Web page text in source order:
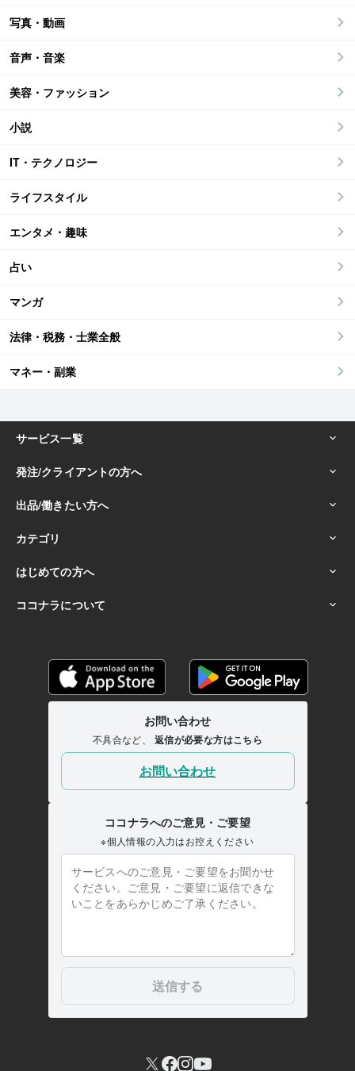
写真・動画
音声・音楽
美容・ファッション
小説
IT・テクノロジー
ライフスタイル
エンタメ・趣味
占い
マンガ
法律・税務・士業全般
マネー・副業